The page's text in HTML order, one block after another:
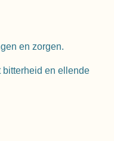
en zorgen.
bitterheid en ellende